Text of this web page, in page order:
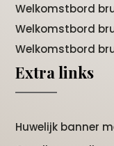
Welkomstbord
Welkomstbord
Welkomstbord
Extra links
Huwelijk banner